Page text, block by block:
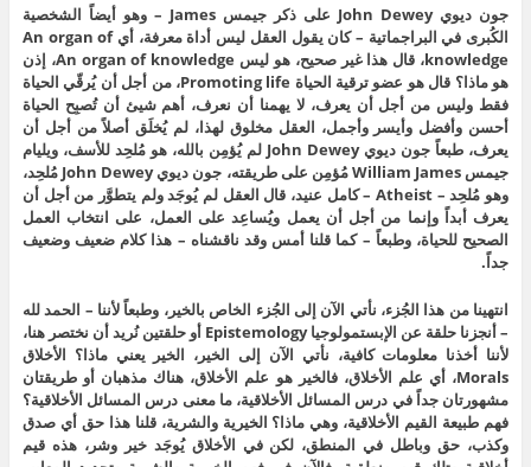
جون ديوي John Dewey على ذكر جيمس James – وهو أيضاً الشخصية
الكُبرى في البراجماتية – كان يقول العقل ليس أداة معرفة، أي An organ of
knowledge، قال هذا غير صحيح، هو ليس An organ of knowledge، إذن
هو ماذا؟ قال هو عضو ترقية الحياة Promoting life، من أجل أن يُرقّي الحياة
فقط وليس من أجل أن يعرف، لا يهمنا أن نعرف، أهم شيئ أن تُصبِح الحياة
أحسن وأفضل وأيسر وأجمل، العقل مخلوق لهذا، لم يُخلَق أصلاً من أجل أن
يعرف، طبعاً جون ديوي John Dewey لم يُؤمِن بالله، هو مُلحِد للأسف، ويليام
جيمس William James مُؤمِن على طريقته، جون ديوي John Dewey مُلحِد،
وهو مُلحِد – Atheist – كامل عنيد، قال العقل لم يُوجَد ولم يتطوَّر من أجل أن
يعرف أبداً وإنما من أجل أن يعمل ويُساعِد على العمل، على انتخاب العمل
الصحيح للحياة، وطبعاً – كما قلنا أمس وقد ناقشناه – هذا كلام ضعيف وضعيف
جداً.
انتهينا من هذا الجُزء، نأتي الآن إلى الجُزء الخاص بالخير، وطبعاً لأننا – الحمد لله
– أنجزنا حلقة عن الإبستمولوجيا Epistemology أو حلقتين نُريد أن نختصر هنا،
لأننا أخذنا معلومات كافية، نأتي الآن إلى الخير، الخير يعني ماذا؟ الأخلاق
Morals، أي علم الأخلاق، فالخير هو علم الأخلاق، هناك مذهبان أو طريقتان
مشهورتان جداً في درس المسائل الأخلاقية، ما معنى درس المسائل الأخلاقية؟
فهم طبيعة القيم الأخلاقية، وهي ماذا؟ الخيرية والشرية، قلنا هذا حق أي صدق
وكذب، حق وباطل في المنطق، لكن في الأخلاق يُوجَد خير وشر، هذه قيم